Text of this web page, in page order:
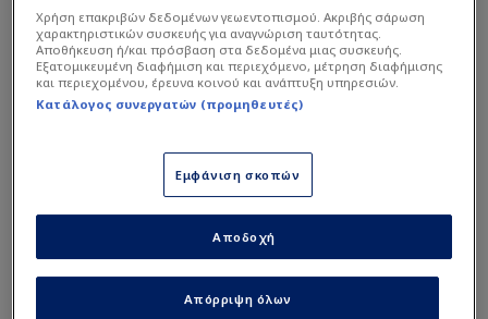
Ωστόσο, το τελευταίο διάστημα, σύμφωνα με
πληροφορίες, δέχεται πολύ έντονη πίεση από το
κανάλι του Αμαρουσίου. Μάλιστα, το παρασκήνιο
είναι πολύ ενδιαφέρον, καθώς, όπως ακούγεται
στη μιντιακή αγορά, ο ΑΝΤ1 την έχει στήσει με
την πλάτη στον τοίχο, καθώς της έχει κάνει μία
άκρως δελεαστική οικονομικά πρόταση για να
μπει στον ανταγωνισμό με τον άντρα της.
Χρήση επακριβών δεδομένων γεωεντοπισμού. Ακριβής σάρωση
χαρακτηριστικών συσκευής για αναγνώριση ταυτότητας.
Αποθήκευση ή/και πρόσβαση στα δεδομένα μιας συσκευής.
Εξατομικευμένη διαφήμιση και περιεχόμενο, μέτρηση διαφήμισης
και περιεχομένου, έρευνα κοινού και ανάπτυξη υπηρεσιών.
Κατάλογος συνεργατών (προμηθευτές)
Εμφάνιση σκοπών
Απόρριψη όλων
Αποδοχή